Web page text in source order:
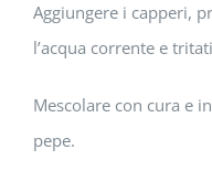
Aggiungere i capperi,
l’acqua corrente e
Mescolare con cura e
pepe.